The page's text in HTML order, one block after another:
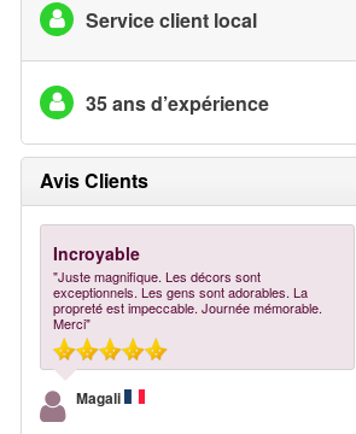
Service client local
35 ans d’expérience
Avis Clients
Incroyable
"Juste magnifique. Les décors sont
exceptionnels. Les gens sont adorables. La
propreté est impeccable. Journée mémorable.
Merci"
Magali